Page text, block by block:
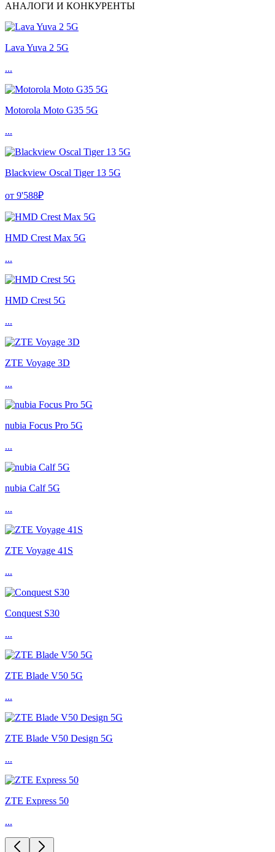
АНАЛОГИ И КОНКУРЕНТЫ
Lava Yuva 2 5G
...
Motorola Moto G35 5G
...
Blackview Oscal Tiger 13 5G
от 9'588₽
HMD Crest Max 5G
...
HMD Crest 5G
...
ZTE Voyage 3D
...
nubia Focus Pro 5G
...
nubia Calf 5G
...
ZTE Voyage 41S
...
Conquest S30
...
ZTE Blade V50 5G
...
ZTE Blade V50 Design 5G
...
ZTE Express 50
...